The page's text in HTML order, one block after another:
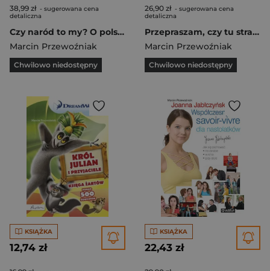
38,99 zł - sugerowana cena
detaliczna
Czy naród to my? O polskości na serio, ale z uśmiechem
Marcin Przewoźniak
Chwilowo niedostępny
26,90 zł - sugerowana cena
detaliczna
Przepraszam, czy tu straszy? Niesamowita opowieść dla dzieci
Marcin Przewoźniak
Chwilowo niedostępny
KSIĄŻKA
12,74 zł
KSIĄŻKA
22,43 zł